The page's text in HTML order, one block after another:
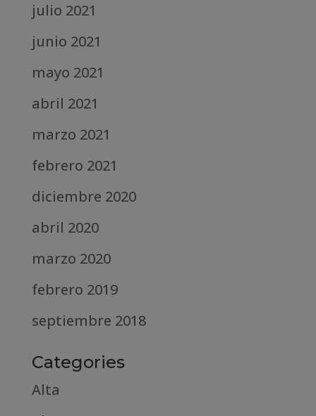
julio 2021
junio 2021
mayo 2021
abril 2021
marzo 2021
febrero 2021
diciembre 2020
abril 2020
marzo 2020
febrero 2019
septiembre 2018
Categories
Alta